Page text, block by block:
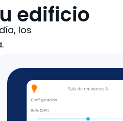
edificio
los